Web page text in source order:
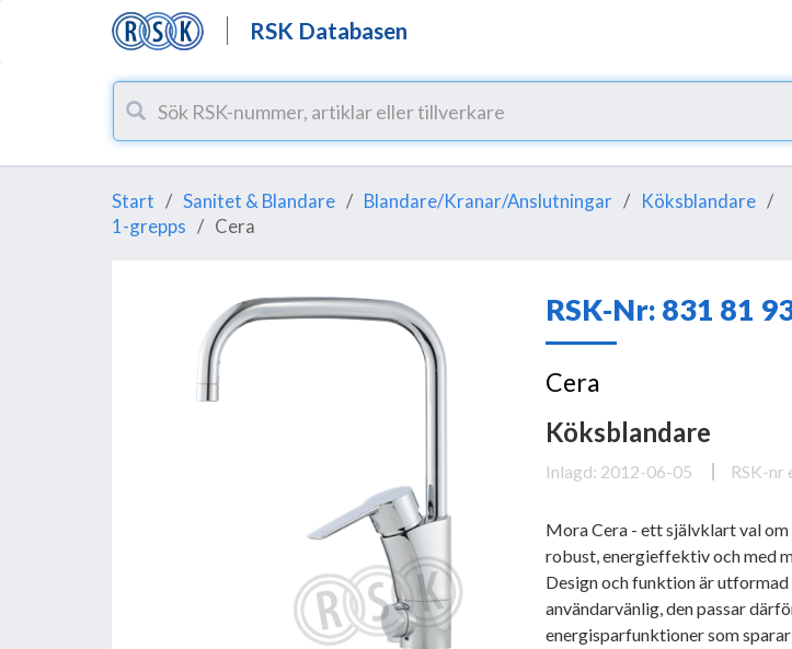
RSK Databasen
Start Sanitet & Blandare Blandare/Kranar/Anslutningar
Köksblandare
1-grepps
Cera
RSK-Nr: 831 81
Cera
Köksblandare
Inlagd: 2012-06-05 RSK-nr
Mora Cera - ett självklart val
robust, energieffektiv och med
Design och funktion är
användarvänlig, den passar
energisparfunktioner som